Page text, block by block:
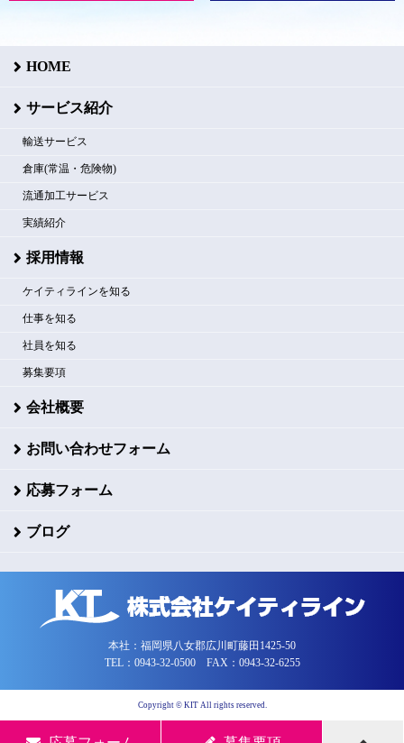
HOME
サービス紹介
輸送サービス
倉庫(常温・危険物)
流通加工サービス
実績紹介
採用情報
ケイティラインを知る
仕事を知る
社員を知る
募集要項
会社概要
お問い合わせフォーム
応募フォーム
ブログ
本社：福岡県八女郡広川町藤田1425-50
TEL：0943-32-0500 FAX：0943-32-6255
Copyright © KIT All rights reserved.